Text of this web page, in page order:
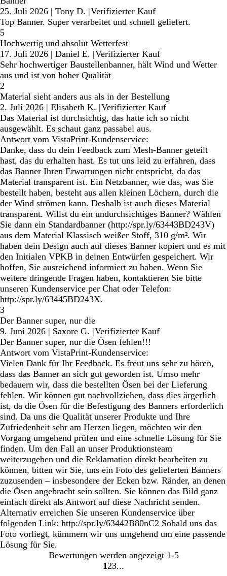
25. Juli 2026 | Tony D. |Verifizierter Kauf
Top Banner. Super verarbeitet und schnell geliefert.
5
Hochwertig und absolut Wetterfest
17. Juli 2026 | Daniel E. |Verifizierter Kauf
Sehr hochwertiger Baustellenbanner, hält Wind und Wetter
aus und ist von hoher Qualität
2
Material sieht anders aus als in der Bestellung
2. Juli 2026 | Elisabeth K. |Verifizierter Kauf
Das Material ist durchsichtig, das hatte ich so nicht
ausgewählt. Es schaut ganz passabel aus.
Antwort vom VistaPrint-Kundenservice:
Danke, dass du dein Feedback zum Mesh-Banner geteilt
hast, das du erhalten hast. Es tut uns leid zu erfahren, dass
das Banner Ihren Erwartungen nicht entspricht, da das
Material transparent ist. Ein Netzbanner, wie das, was Sie
bestellt haben, besteht aus allen kleinen Löchern, durch die
der Wind strömen kann. Deshalb ist auch dieses Material
transparent. Willst du ein undurchsichtiges Banner? Wählen
Sie dann ein Standardbanner (http://spr.ly/63443BD243V)
aus dem Material Klassisch weißer Stoff, 310 g/m². Wir
haben dein Design auch auf dieses Banner kopiert und es mit
den Initialen VPKB in deinen Entwürfen gespeichert. Wir
hoffen, Sie ausreichend informiert zu haben. Wenn Sie
weitere dringende Fragen haben, kontaktieren Sie bitte
unseren Kundenservice per Chat oder Telefon:
http://spr.ly/63445BD243X.
3
Der Banner super, nur die
9. Juni 2026 | Saxore G. |Verifizierter Kauf
Der Banner super, nur die Ösen fehlen!!!
Antwort vom VistaPrint-Kundenservice:
Vielen Dank für Ihr Feedback. Es freut uns sehr zu hören,
dass das Banner an sich gut geworden ist. Umso mehr
bedauern wir, dass die bestellten Ösen bei der Lieferung
fehlen. Wir können gut nachvollziehen, dass dies ärgerlich
ist, da die Ösen für die Befestigung des Banners erforderlich
sind. Da uns die Qualität unserer Produkte und Ihre
Zufriedenheit sehr am Herzen liegen, möchten wir den
Vorgang umgehend prüfen und eine schnelle Lösung für Sie
finden. Um den Fall an unser Produktionsteam
weiterzugeben und die Reklamation direkt bearbeiten zu
können, bitten wir Sie, uns ein Foto des gelieferten Banners
zuzusenden – insbesondere der Ecken bzw. Ränder, an denen
die Ösen angebracht sein sollten. Sie können das Bild ganz
einfach direkt als Antwort auf diese Nachricht senden.
Alternativ erreichen Sie unseren Kundenservice über
folgenden Link: http://spr.ly/63442B80nC2 Sobald uns das
Foto vorliegt, kümmern wir uns umgehend um eine passende
Lösung für Sie.
Bewertungen werden angezeigt 1-5
Gehe
1 Gehe
2 Gehe
3